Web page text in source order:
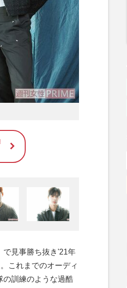
見事勝ち抜き'21年
これまでのオーディ
の訓練のような過酷